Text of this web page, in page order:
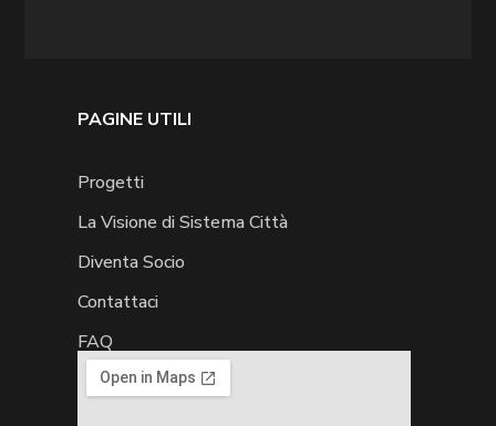
PAGINE UTILI
Progetti
La Visione di Sistema Città
Diventa Socio
Contattaci
FAQ